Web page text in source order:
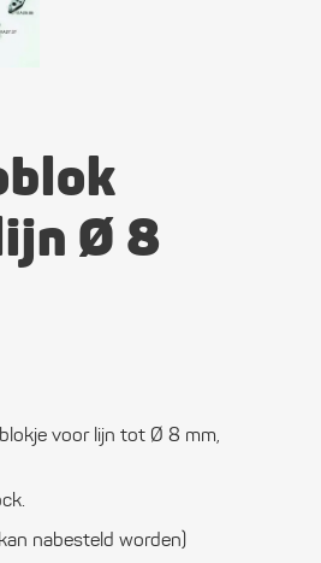
Ø 8
voor lijn tot Ø 8 mm,
nabesteld worden)